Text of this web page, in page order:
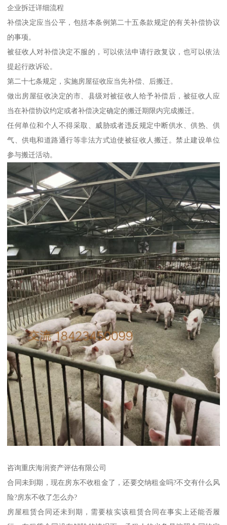
企业拆迁详细流程
补偿决定应当公平，包括本条例第二十五条款规定的有关补偿协议
的事项。
被征收人对补偿决定不服的，可以依法申请行政复议，也可以依法
提起行政诉讼。
第二十七条规定，实施房屋征收应当先补偿、后搬迁。
做出房屋征收决定的市、县级对被征收人给予补偿后，被征收人应
当在补偿协议约定或者补偿决定确定的搬迁期限内完成搬迁。
任何单位和个人不得采取、威胁或者违反规定中断供水、供热、供
气、供电和道路通行等非法方式迫使被征收人搬迁。禁止建设单位
参与搬迁活动。
咨询重庆海润资产评估有限公司
合同未到期，现在房东不收租金了，还要交纳租金吗?不交有什么风
险?房东不收了怎么办?
房屋租赁合同还未到期，需要核实该租赁合同在事实上还能否履